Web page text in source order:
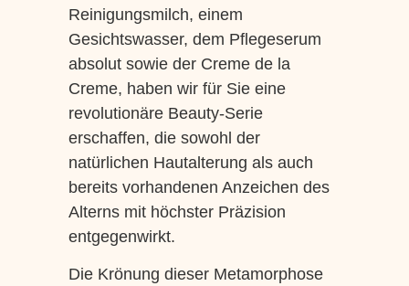
Reinigungsmilch, einem
Gesichtswasser, dem Pflegeserum
absolut sowie der Creme de la
Creme, haben wir für Sie eine
revolutionäre Beauty-Serie
erschaffen, die sowohl der
natürlichen Hautalterung als auch
bereits vorhandenen Anzeichen des
Alterns mit höchster Präzision
entgegenwirkt.
Die Krönung dieser Metamorphose